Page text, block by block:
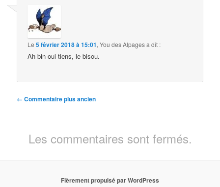
Le5 février 2018 à 15:01,You des Alpagesa dit :
Ah bin oui tiens, le bisou.
Navigation
← Commentaire plus ancien
Les commentaires sont fermés.
Fièrement propulsé par WordPress